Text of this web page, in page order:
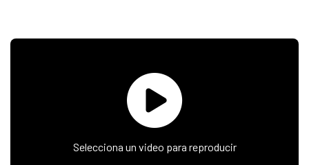
Selecciona un video para reproducir